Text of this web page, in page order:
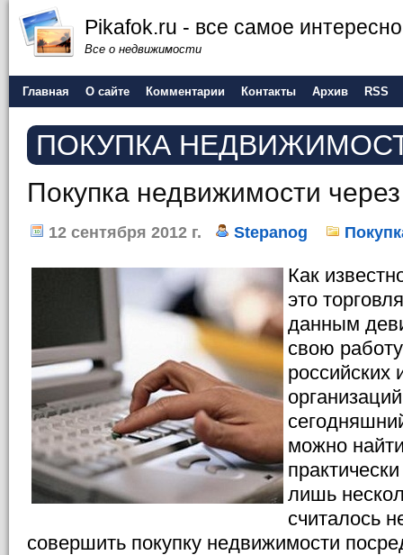
Pikafok.ru - все самое
Все о недвижимости
Главная О сайте Комментарии Контакты Архив RSS
ПОКУПКА
Покупка недвижимости
12 сентября 2012 г. Stepanog
Как
это
данным
свою
российских
можно
лишь
считалось
совершить покупку недвижимости